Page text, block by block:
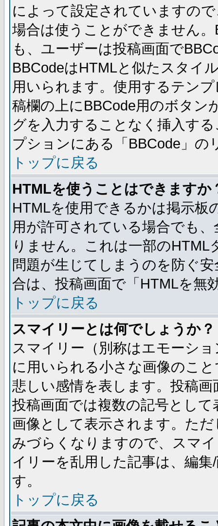
によって設定されていますの
場合は使うことができません
も、ユーザーは投稿画面で
BBCodeはHTMLと似たスタイ
用いられます。使用するテン
稿欄の上にBBCode用のボタン
グを入力することなく挿入す
プションにある「BBCode」
トップに戻る
HTMLを使うことはできますか
HTMLを使用できるかは掲示板
用が許可されている場合でも
りません。これは一部の
問題が生じてしまうのを防ぐ
合は、投稿画面で「HTMLを無
トップに戻る
スマイリーとは何でしょうか？
スマイリー（別称はエモーシ
に用いられる小さな画像のこ
悲しい感情を表します。投稿
投稿画面では複数の記号とし
画像として表示されます。た
みづらくなりますので、スマ
イリーを乱用した記事は、編
す。
トップに戻る